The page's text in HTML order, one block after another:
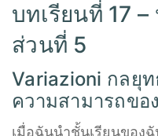
บทเรียนที่ 17
ส่วนที่ 5
Variazioni กลยุ
ความสามารถข
เมื่อฉันนำชั้นเรียนของ